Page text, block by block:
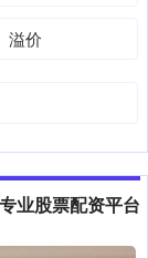
溢价
业股票配资平台